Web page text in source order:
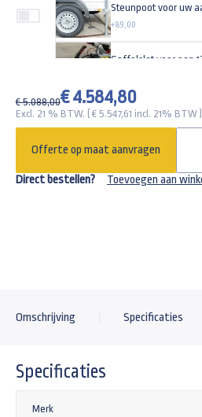
+89,00
€ 5.088,00€ 4.584,80
Excl. 21 % BTW. ( € 5.547,61 incl. 21% BTW )
Offerte op maat aanvragen
Direct bestellen? Toevoegen aan
Omschrijving Specificaties
Specificaties
Merk